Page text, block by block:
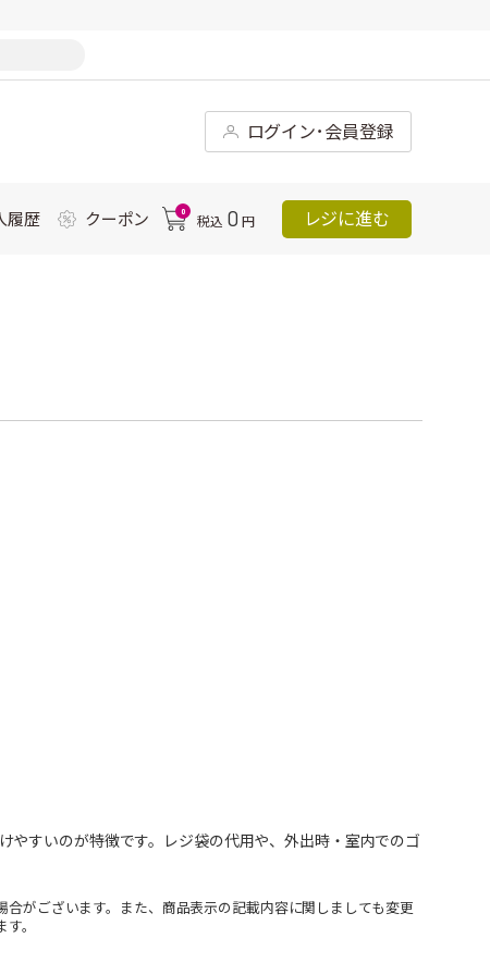
ログイン･会員登録
履歴 クーポン 0
税込 0 円 レジに進む
やすいのが特徴です。レジ袋の代用や、外出時・室内でのゴ
がございます。また、商品表示の記載内容に関しましても変更
。